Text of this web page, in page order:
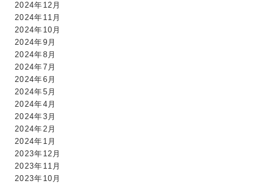
2024年12月
2024年11月
2024年10月
2024年9月
2024年8月
2024年7月
2024年6月
2024年5月
2024年4月
2024年3月
2024年2月
2024年1月
2023年12月
2023年11月
2023年10月